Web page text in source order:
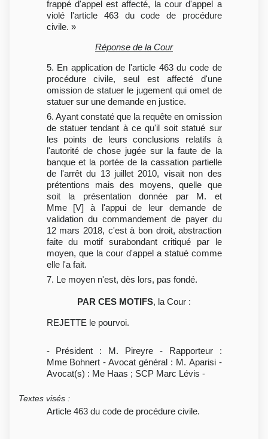
frappé d'appel est affecté, la cour d'appel a
violé l'article 463 du code de procédure
civile. »
Réponse de la Cour
5. En application de l'article 463 du code de
procédure civile, seul est affecté d'une
omission de statuer le jugement qui omet de
statuer sur une demande en justice.
6. Ayant constaté que la requête en omission
de statuer tendant à ce qu'il soit statué sur
les points de leurs conclusions relatifs à
l'autorité de chose jugée sur la faute de la
banque et la portée de la cassation partielle
de l'arrêt du 13 juillet 2010, visait non des
prétentions mais des moyens, quelle que
soit la présentation donnée par M. et
Mme [V] à l'appui de leur demande de
validation du commandement de payer du
12 mars 2018, c'est à bon droit, abstraction
faite du motif surabondant critiqué par le
moyen, que la cour d'appel a statué comme
elle l'a fait.
7. Le moyen n'est, dès lors, pas fondé.
PAR CES MOTIFS, la Cour :
REJETTE le pourvoi.
- Président : M. Pireyre - Rapporteur :
Mme Bohnert - Avocat général : M. Aparisi -
Avocat(s) : Me Haas ; SCP Marc Lévis -
Textes visés :
Article 463 du code de procédure civile.